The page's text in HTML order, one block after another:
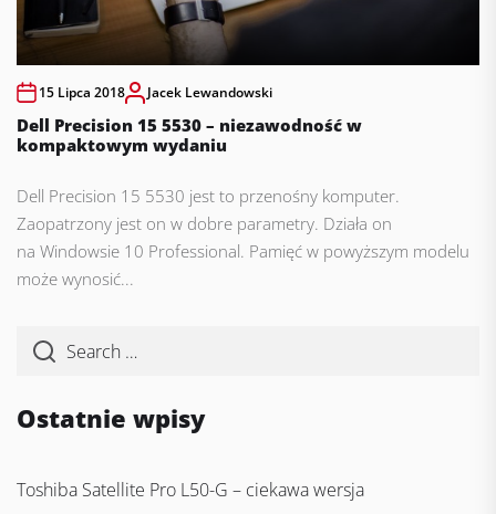
15 Lipca 2018 Jacek Lewandowski
Dell Precision 15 5530 – niezawodność w
kompaktowym wydaniu
Dell Precision 15 5530 jest to przenośny komputer.
Zaopatrzony jest on w dobre parametry. Działa on
na Windowsie 10 Professional. Pamięć w powyższym modelu
może wynosić...
Ostatnie wpisy
Toshiba Satellite Pro L50-G – ciekawa wersja